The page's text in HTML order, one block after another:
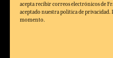
acepta recibir correos electrónicos de
aceptado nuestra política de privacidad.
momento.